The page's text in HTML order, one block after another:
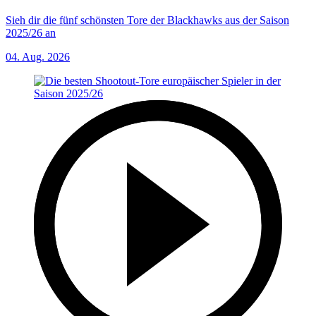
Sieh dir die fünf schönsten Tore der Blackhawks aus der Saison
2025/26 an
04. Aug. 2026